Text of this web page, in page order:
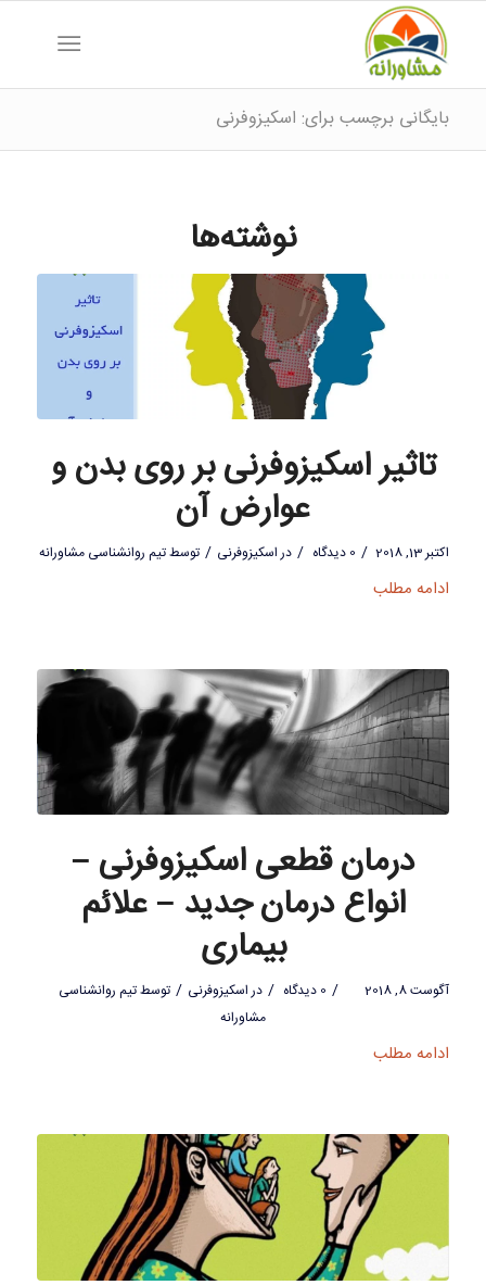
بایگانی برچسب برای: اسکیزوفرنی
نوشته‌ها
تاثیر اسکیزوفرنی بر روی بدن و
عوارض آن
اکتبر 13, 2018 / 0 دیدگاه / دراسکیزوفرنی / توسطتیم روانشناسی مشاورانه
ادامه مطلب
درمان قطعی اسکیزوفرنی –
انواع درمان جدید – علائم
بیماری
آگوست 8, 2018 / 0 دیدگاه / دراسکیزوفرنی / توسطتیم روانشناسی
مشاورانه
ادامه مطلب